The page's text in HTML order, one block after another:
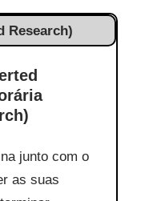
Research)
junto com o
as suas